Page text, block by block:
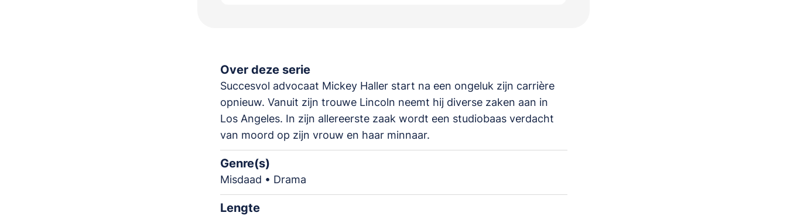
Over deze serie
Succesvol advocaat Mickey Haller start na een ongeluk zijn carrière
opnieuw. Vanuit zijn trouwe Lincoln neemt hij diverse zaken aan in
Los Angeles. In zijn allereerste zaak wordt een studiobaas verdacht
van moord op zijn vrouw en haar minnaar.
Genre(s)
Misdaad • Drama
Lengte